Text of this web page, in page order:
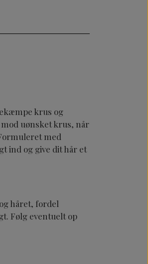
krus og
uønsket krus, når
med
ind og give dit hår et
håret, fordel
Følg eventuelt op